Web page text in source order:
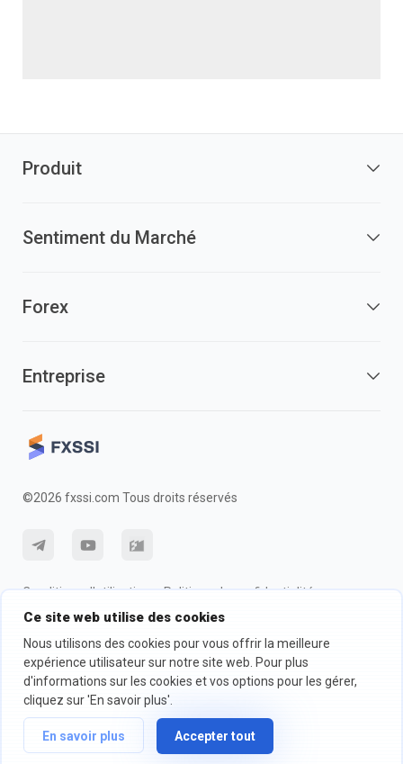
Ce site web utilise des cookies
Nous utilisons des cookies pour vous offrir la meilleure
expérience utilisateur sur notre site web. Pour plus
d'informations sur les cookies et vos options pour les gérer,
cliquez sur 'En savoir plus'.
En savoir plus Accepter tout
Produit
Sentiment du Marché
Forex
Entreprise
©2026 fxssi.com Tous droits réservés
Conditions d'utilisation
Politique de confidentialité
Information sur les risques
Politique des cookie
Site Web exploité par FXSSI LTD Numéro d'enregistrement : 13534801
(Angleterre) | 71-75 Shelton Street, London, England, WC2H 9JQ
Nous vous recommandons de demander un conseil financier
indépendant et de vous assurer que vous comprenez parfaitement les
risques encourus avant de trader.